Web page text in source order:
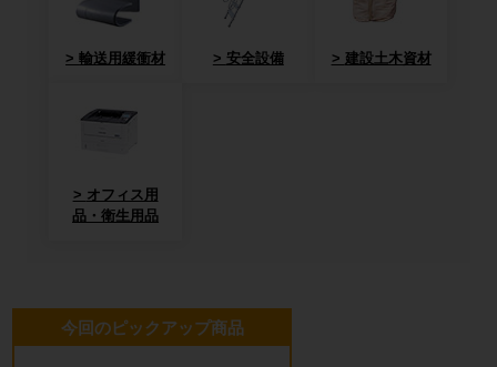
輸送用緩衝材 安全設備 建設土木資材
オフィス用
品・衛生用品
今回のピックアップ商品